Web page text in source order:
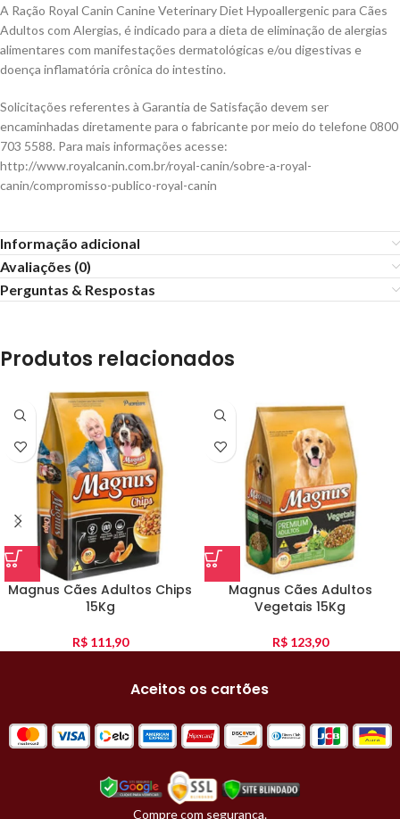
A Ração Royal Canin Canine Veterinary Diet Hypoallergenic para Cães
Adultos com Alergias, é indicado para a dieta de eliminação de alergias
alimentares com manifestações dermatológicas e/ou digestivas e
doença inflamatória crônica do intestino.
Solicitações referentes à Garantia de Satisfação devem ser
encaminhadas diretamente para o fabricante por meio do telefone 0800
703 5588. Para mais informações acesse:
http://www.royalcanin.com.br/royal-canin/sobre-a-royal-
canin/compromisso-publico-royal-canin
Informação adicional
Avaliações (0)
Perguntas & Respostas
Produtos relacionados
Magnus Cães Adultos Chips
15Kg
R$111,90
Magnus Cães Adultos
Vegetais 15Kg
R$123,90
Aceitos os cartões
Compre com segurança.